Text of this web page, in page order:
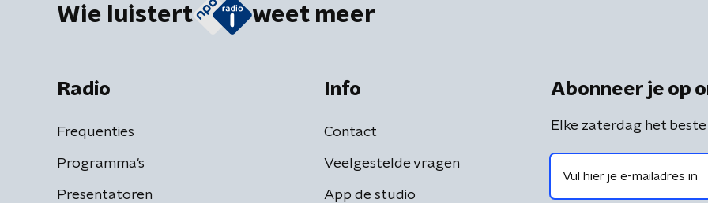
Wie luistert weet meer
Radio
Frequenties
Programma's
Presentatoren
Info
Contact
Veelgestelde vragen
App de studio
Abonneer je op
Elke zaterdag het beste